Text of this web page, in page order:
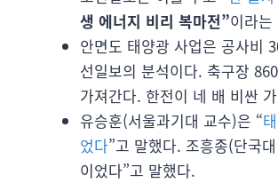
생 에너지 비리 복마전”이라
안면도 태양광 사업은 공사비
선일보의 분석이다. 축구장
가져간다. 한전이 네 배 비싼
유승훈(서울과기대 교수)은 “
었다”고 말했다. 조흥종(단국
이었다”고 말했다.